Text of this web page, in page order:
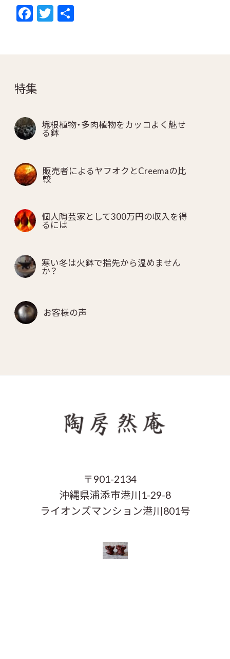
F
ac
o
o
T
w
特集
塊根植物・多肉植物をカッコよく魅せ
る鉢
販売者によるヤフオクとCreemaの比
較
個人陶芸家として300万円の収入を得
るには
寒い冬は火鉢で指先から温めません
か？
お客様の声
〒901-2134
沖縄県浦添市港川1-29-8
ライオンズマンション港川801号